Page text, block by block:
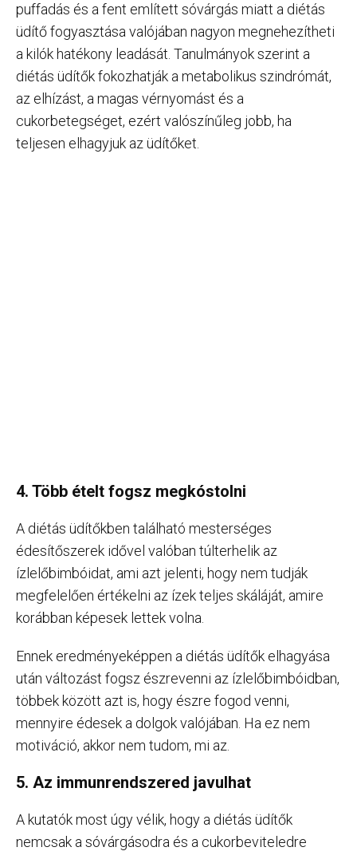
puffadás és a fent említett sóvárgás miatt a diétás
üdítő fogyasztása valójában nagyon megnehezítheti
a kilók hatékony leadását. Tanulmányok szerint a
diétás üdítők fokozhatják a metabolikus szindrómát,
az elhízást, a magas vérnyomást és a
cukorbetegséget, ezért valószínűleg jobb, ha
teljesen elhagyjuk az üdítőket.
4. Több ételt fogsz megkóstolni
A diétás üdítőkben található mesterséges
édesítőszerek idővel valóban túlterhelik az
ízlelőbimbóidat, ami azt jelenti, hogy nem tudják
megfelelően értékelni az ízek teljes skáláját, amire
korábban képesek lettek volna.
Ennek eredményeképpen a diétás üdítők elhagyása
után változást fogsz észrevenni az ízlelőbimbóidban,
többek között azt is, hogy észre fogod venni,
mennyire édesek a dolgok valójában. Ha ez nem
motiváció, akkor nem tudom, mi az.
5. Az immunrendszered javulhat
A kutatók most úgy vélik, hogy a diétás üdítők
nemcsak a sóvárgásodra és a cukorbeviteledre